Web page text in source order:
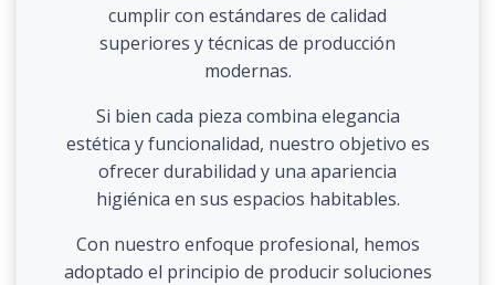
cumplir con estándares de calidad
superiores y técnicas de producción
modernas.
Si bien cada pieza combina elegancia
estética y funcionalidad, nuestro objetivo es
ofrecer durabilidad y una apariencia
higiénica en sus espacios habitables.
Con nuestro enfoque profesional, hemos
adoptado el principio de producir soluciones